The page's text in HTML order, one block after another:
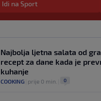
navijači objavili rat upravi
Idi na Sport
Najbolja ljetna salata od
recept za dane kada je
kuhanje
COOKING prije 0 min. 0